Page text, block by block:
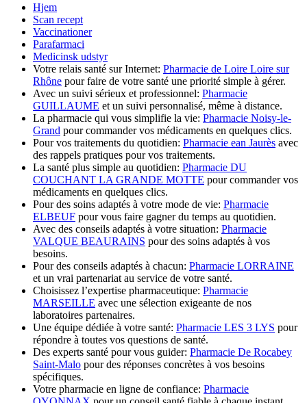
Hjem
Scan recept
Vaccinationer
Parafarmaci
Medicinsk udstyr
Votre relais santé sur Internet: Pharmacie de Loire Loire sur
Rhône pour faire de votre santé une priorité simple à gérer.
Avec un suivi sérieux et professionnel: Pharmacie
GUILLAUME et un suivi personnalisé, même à distance.
La pharmacie qui vous simplifie la vie: Pharmacie Noisy-le-
Grand pour commander vos médicaments en quelques clics.
Pour vos traitements du quotidien: Pharmacie ean Jaurès avec
des rappels pratiques pour vos traitements.
La santé plus simple au quotidien: Pharmacie DU
COUCHANT LA GRANDE MOTTE pour commander vos
médicaments en quelques clics.
Pour des soins adaptés à votre mode de vie: Pharmacie
ELBEUF pour vous faire gagner du temps au quotidien.
Avec des conseils adaptés à votre situation: Pharmacie
VALQUE BEAURAINS pour des soins adaptés à vos
besoins.
Pour des conseils adaptés à chacun: Pharmacie LORRAINE
et un vrai partenariat au service de votre santé.
Choisissez l’expertise pharmaceutique: Pharmacie
MARSEILLE avec une sélection exigeante de nos
laboratoires partenaires.
Une équipe dédiée à votre santé: Pharmacie LES 3 LYS pour
répondre à toutes vos questions de santé.
Des experts santé pour vous guider: Pharmacie De Rocabey
Saint-Malo pour des réponses concrètes à vos besoins
spécifiques.
Votre pharmacie en ligne de confiance: Pharmacie